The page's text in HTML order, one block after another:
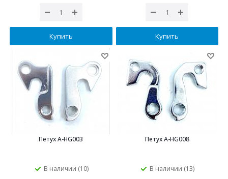
Купить Купить
Петух A-HG003
В наличии (10)
Петух A-HG008
В наличии (13)